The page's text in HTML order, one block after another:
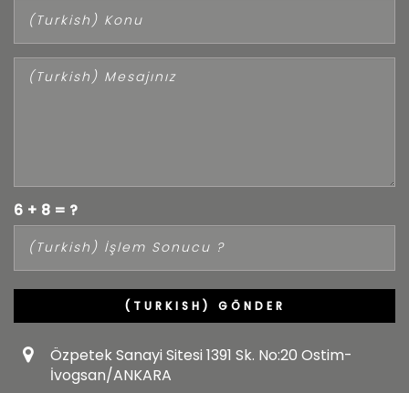
6 + 8 = ?
(TURKISH) GÖNDER
Özpetek Sanayi Sitesi 1391 Sk. No:20 Ostim-
İvogsan/ANKARA